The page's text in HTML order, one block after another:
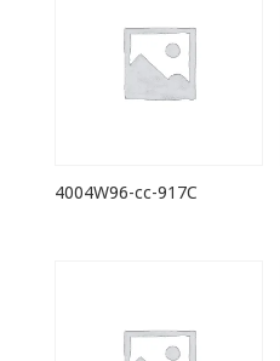
4004W96-cc-917C